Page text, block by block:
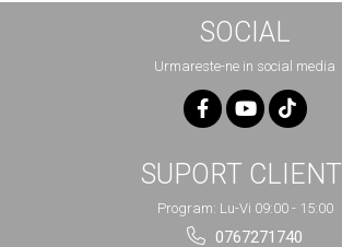
SOCIAL
Urmareste-ne in social media
SUPORT CLIENTI
Program: Lu-Vi 09:00 - 15:00
0767271740